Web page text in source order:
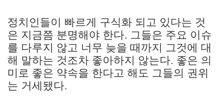
정치인들이 빠르게 구식화 되고 있다는 것
은 지금쯤 분명해야 한다. 그들은 주요 이슈
를 다루지 않고 너무 늦을 때까지 그것에 대
해 말하는 것조차 좋아하지 않는다. 좋은 의
미로 좋은 약속을 한다고 해도 그들의 권위
는 거세됐다.